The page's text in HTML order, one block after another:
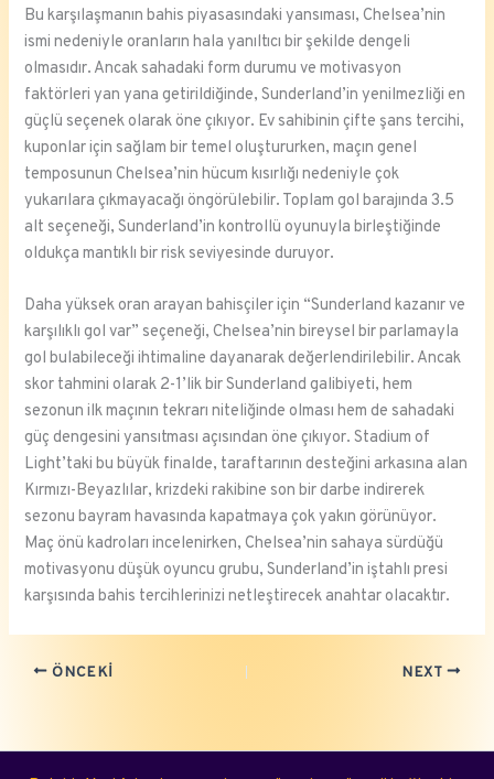
Bu karşılaşmanın bahis piyasasındaki yansıması, Chelsea’nin
ismi nedeniyle oranların hala yanıltıcı bir şekilde dengeli
olmasıdır. Ancak sahadaki form durumu ve motivasyon
faktörleri yan yana getirildiğinde, Sunderland’in yenilmezliği en
güçlü seçenek olarak öne çıkıyor. Ev sahibinin çifte şans tercihi,
kuponlar için sağlam bir temel oluştururken, maçın genel
temposunun Chelsea’nin hücum kısırlığı nedeniyle çok
yukarılara çıkmayacağı öngörülebilir. Toplam gol barajında 3.5
alt seçeneği, Sunderland’in kontrollü oyunuyla birleştiğinde
oldukça mantıklı bir risk seviyesinde duruyor.
Daha yüksek oran arayan bahisçiler için “Sunderland kazanır ve
karşılıklı gol var” seçeneği, Chelsea’nin bireysel bir parlamayla
gol bulabileceği ihtimaline dayanarak değerlendirilebilir. Ancak
skor tahmini olarak 2-1’lik bir Sunderland galibiyeti, hem
sezonun ilk maçının tekrarı niteliğinde olması hem de sahadaki
güç dengesini yansıtması açısından öne çıkıyor. Stadium of
Light’taki bu büyük finalde, taraftarının desteğini arkasına alan
Kırmızı-Beyazlılar, krizdeki rakibine son bir darbe indirerek
sezonu bayram havasında kapatmaya çok yakın görünüyor.
Maç önü kadroları incelenirken, Chelsea’nin sahaya sürdüğü
motivasyonu düşük oyuncu grubu, Sunderland’in iştahlı presi
karşısında bahis tercihlerinizi netleştirecek anahtar olacaktır.
ÖNCEKI NEXT